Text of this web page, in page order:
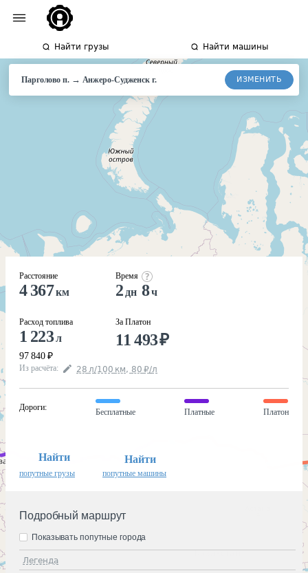
Найти грузы Найти машины
Парголово п.→ Анжеро-Судженск г. ИЗМЕНИТЬ
Расстояние
4 367км
Расход топлива
1 223л
97 840 ₽
Время
2 дн 8ч
За Платон
11 493₽
Из расчёта: 28 л/100 км, 80 ₽/л
Дороги:
Бесплатные Платные Платон
Найти
попутные грузы
Найти
попутные машины
Подробный маршрут
Легенда
Показывать попутные города